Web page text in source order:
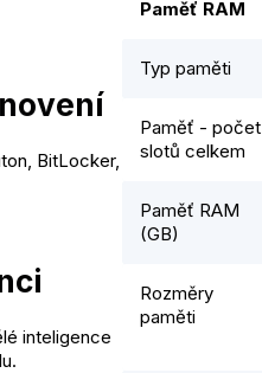
BitLocker,
inteligence
Paměť RAM
Typ paměti
Paměť - počet
slotů celkem
Paměť RAM
(GB)
Rozměry
paměti